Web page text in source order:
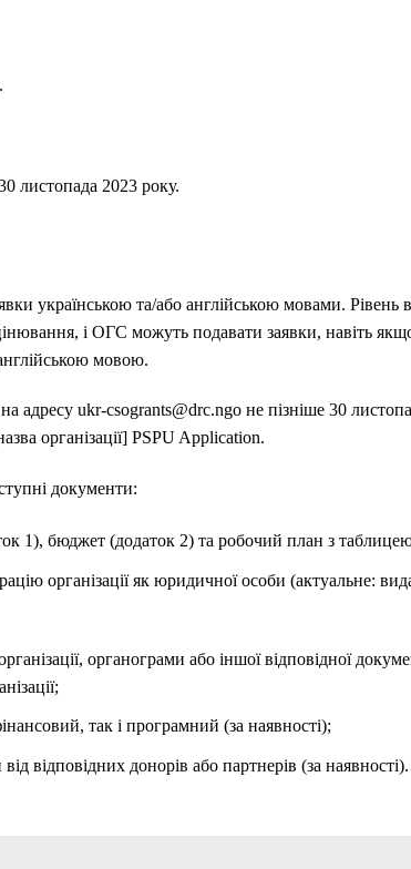
листопада 2023 року.
українською та/або англійською мовами. Рівень
і ОГС можуть подавати заявки, навіть
мовою.
адресу ukr-csogrants@drc.ngo не пізніше 30
організації] PSPU Application.
документи:
1), бюджет (додаток 2) та робочий план з таблицею
організації як юридичної особи (актуальне:
органограми або іншої відповідної
так і програмний (за наявності);
відповідних донорів або партнерів (за наявності).